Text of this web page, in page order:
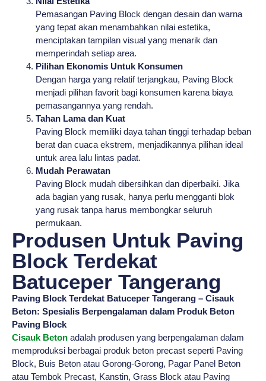
Pemasangan Paving Block dengan desain dan warna
yang tepat akan menambahkan nilai estetika,
menciptakan tampilan visual yang menarik dan
memperindah setiap area.
Pilihan Ekonomis Untuk Konsumen
Dengan harga yang relatif terjangkau, Paving Block
menjadi pilihan favorit bagi konsumen karena biaya
pemasangannya yang rendah.
Tahan Lama dan Kuat
Paving Block memiliki daya tahan tinggi terhadap beban
berat dan cuaca ekstrem, menjadikannya pilihan ideal
untuk area lalu lintas padat.
Mudah Perawatan
Paving Block mudah dibersihkan dan diperbaiki. Jika
ada bagian yang rusak, hanya perlu mengganti blok
yang rusak tanpa harus membongkar seluruh
permukaan.
Produsen Untuk Paving
Block Terdekat
Batuceper Tangerang
Paving Block Terdekat Batuceper Tangerang – Cisauk
Beton: Spesialis Berpengalaman dalam Produk Beton
Paving Block
Cisauk Beton adalah produsen yang berpengalaman dalam
memproduksi berbagai produk beton precast seperti Paving
Block, Buis Beton atau Gorong-Gorong, Pagar Panel Beton
atau Tembok Precast, Kanstin, Grass Block atau Paving